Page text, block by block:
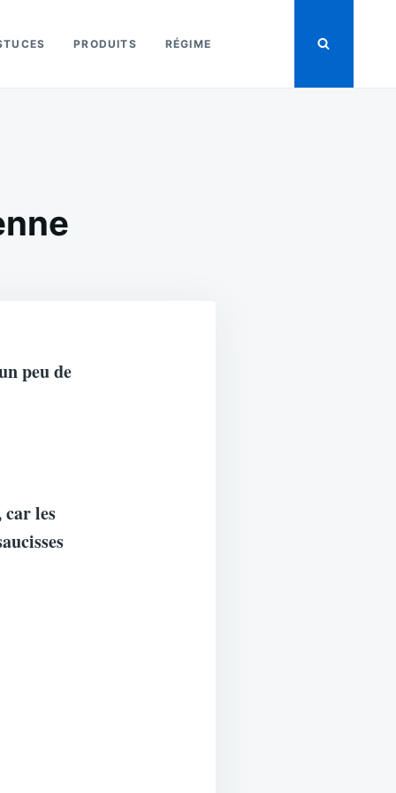
PRODUITS RÉGIME
peu de
car les